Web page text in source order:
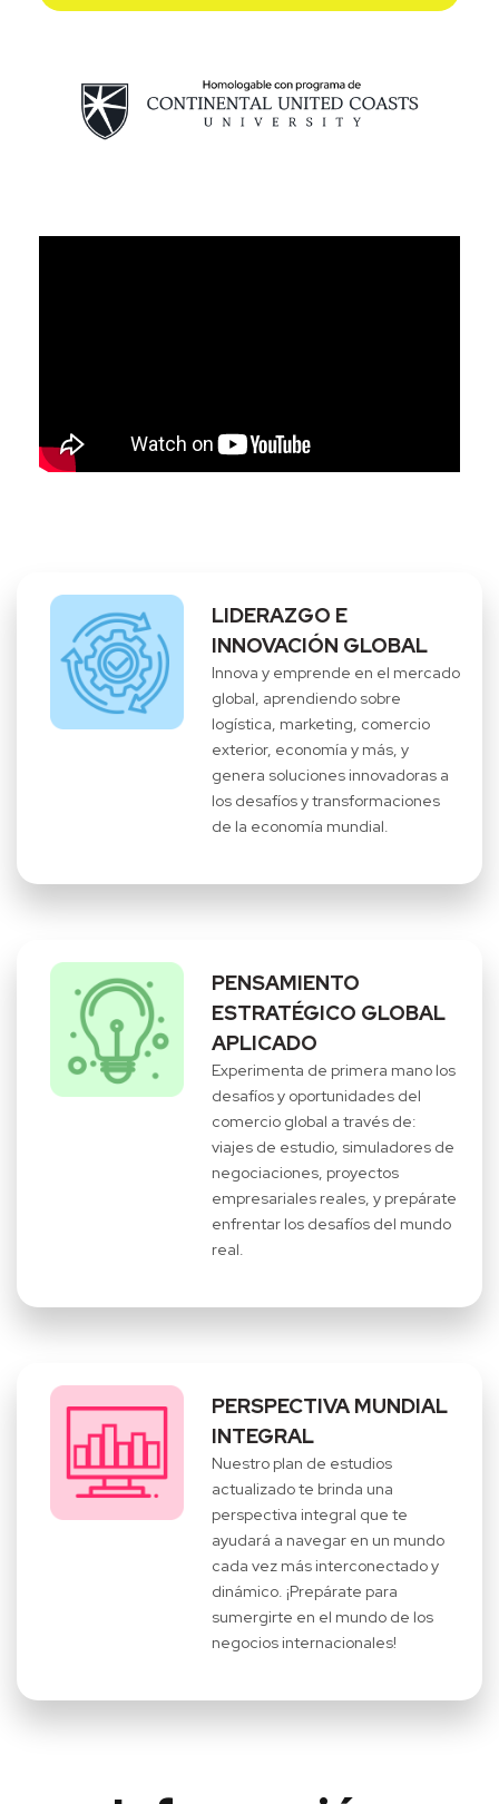
LIDERAZGO E
INNOVACIÓN GLOBAL
Innova y emprende en el mercado
global, aprendiendo sobre
logística, marketing, comercio
exterior, economía y más, y
genera soluciones innovadoras a
los desafíos y transformaciones
de la economía mundial.
PENSAMIENTO
ESTRATÉGICO GLOBAL
APLICADO
Experimenta de primera mano los
desafíos y oportunidades del
comercio global a través de:
viajes de estudio, simuladores de
negociaciones, proyectos
empresariales reales, y prepárate
enfrentar los desafíos del mundo
real.
PERSPECTIVA MUNDIAL
INTEGRAL
Nuestro plan de estudios
actualizado te brinda una
perspectiva integral que te
ayudará a navegar en un mundo
cada vez más interconectado y
dinámico. ¡Prepárate para
sumergirte en el mundo de los
negocios internacionales!